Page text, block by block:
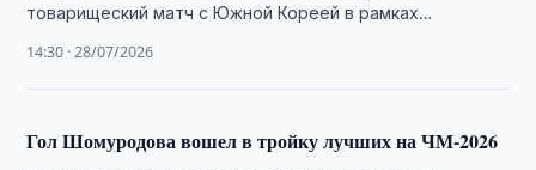
товарищеский матч с Южной Кореей в рамках
14:30 · 28/07/2026
Гол Шомуродова вошел в тройку лучших на ЧМ-2026